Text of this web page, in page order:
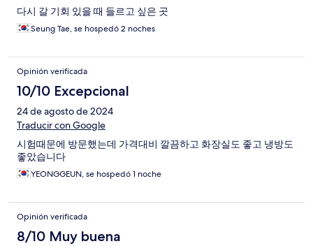
다시 갈 기회 있을 때 들르고 싶은 곳
Seung Tae, se hospedó 2 noches
Opinión verificada
10/10 Excepcional
24 de agosto de 2024
Traducir con Google
시험때문에 방문했는데 가격대비 깔끔하고 화장실도 좋고 냉방도
좋았습니다
YEONGGEUN, se hospedó 1 noche
Opinión verificada
8/10 Muy buena